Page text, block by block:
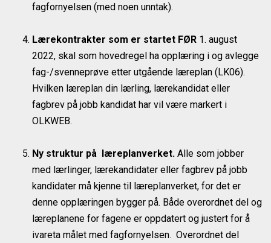
fagfornyelsen (med noen unntak).
Lærekontrakter som er startet FØR 1. august
2022, skal som hovedregel ha opplæring i og avlegge
fag-/svenneprøve etter utgående læreplan (LK06).
Hvilken læreplan din lærling, lærekandidat eller
fagbrev på jobb kandidat har vil være markert i
OLKWEB.
Ny struktur på læreplanverket. Alle som jobber
med lærlinger, lærekandidater eller fagbrev på jobb
kandidater må kjenne til læreplanverket, for det er
denne opplæringen bygger på. Både overordnet del og
læreplanene for fagene er oppdatert og justert for å
ivareta målet med fagfornyelsen. Overordnet del